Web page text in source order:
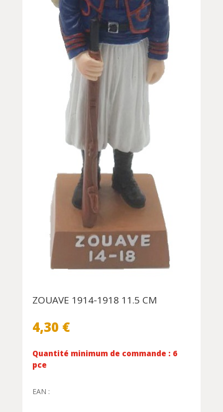
ZOUAVE 1914-1918 11.5 CM
4,30 €
Quantité minimum de commande : 6
pce
EAN :